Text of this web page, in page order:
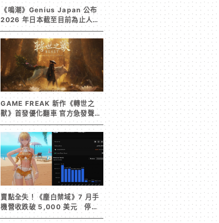
《鳴潮》Genius Japan 公布
2026 年日本截至目前為止人氣
歌單《遠航星的告別》&《自無
垠處歸航之星》入榜
GAME FREAK 新作《轉世之
獸》首發優化翻車 官方急發聲明
承諾提供大量更新彌補
賣點全失！《塵白禁域》7 月手
機營收跌破 5,000 美元 停服
整改後玩家大量流失